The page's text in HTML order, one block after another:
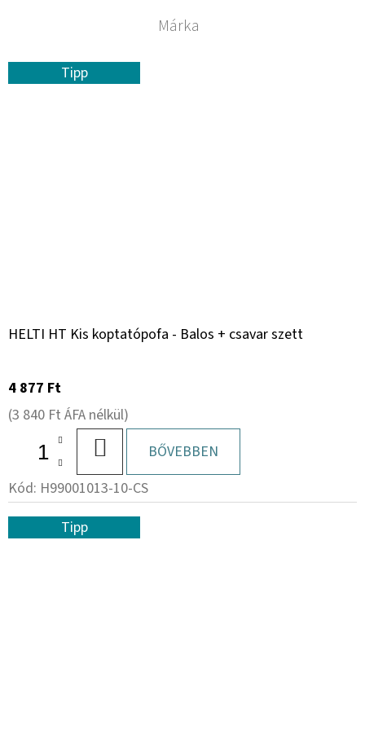
Márka
Tipp
HELTI HT Kis koptatópofa - Balos + csavar szett
4 877 Ft
(3 840 Ft ÁFA nélkül)
KOSÁRBABŐVEBBEN
Kód: H99001013-10-CS
Tipp